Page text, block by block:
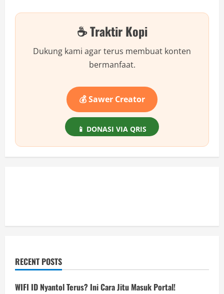
WhatsApp
Gampang
Dibobol?
Cara
Ampuh
LINDUNGI
AKUNMU!
☕ Traktir Kopi
Dukung kami agar terus membuat konten
bermanfaat.
💰 Sawer Creator
📱 DONASI VIA QRIS
RECENT POSTS
WIFI ID Nyantol Terus? Ini Cara Jitu Masuk Portal!